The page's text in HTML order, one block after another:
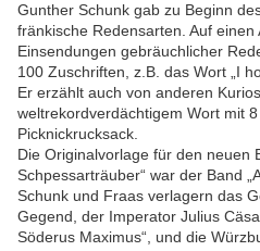
Gunther Schunk gab zu Beginn
fränkische Redensarten. Auf
Einsendungen gebräuchlicher
100 Zuschriften, z.B. das Wort „I
Er erzählt auch von anderen
weltrekordverdächtigem Wort mit
Picknickrucksack.
Die Originalvorlage für den neuen
Schpessarträuber“ war der Band
Schunk und Fraas verlagern das
Gegend, der Imperator Julius
Söderus Maximus“, und die